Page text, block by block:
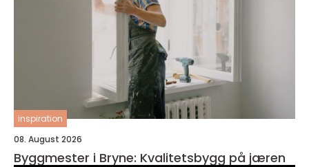
inspiration
08. August 2026
Byggmester i Bryne: Kvalitetsbygg på jæren